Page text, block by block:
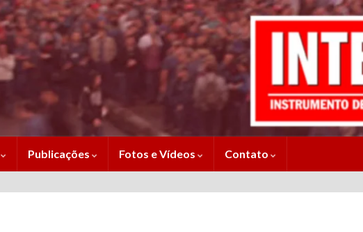
Publicações Fotos e Vídeos Contato